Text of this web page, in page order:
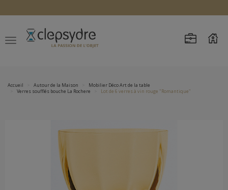
Accueil Autour de la Maison
Mobilier Déco Art de la table
Verres soufflés bouche La Rochere
Lot de 6 verres à vin rouge "Romantique"